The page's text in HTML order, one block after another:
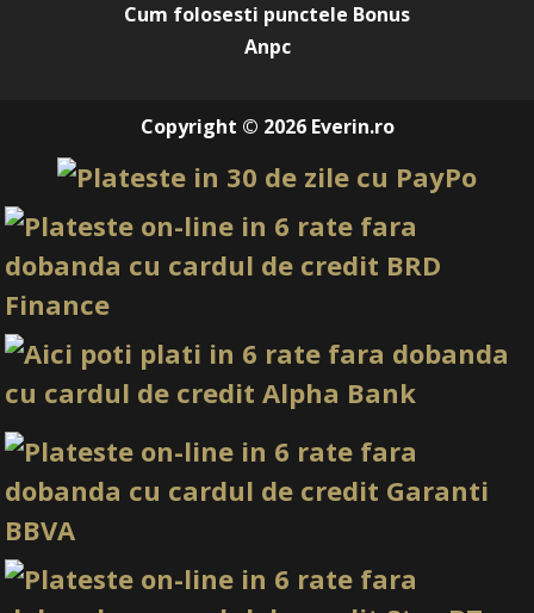
Cum folosesti punctele Bonus
Anpc
Copyright © 2026 Everin.ro